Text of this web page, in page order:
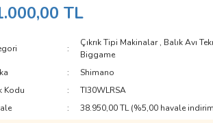
TL
Çıkrık Tipi Makinalar, Balık Avı
Biggame
Shimano
Kodu
TI30WLRSA
38.950,00 TL (%5,00 havale